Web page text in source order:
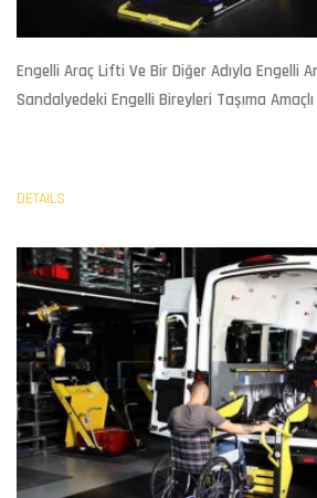
Engelli Araç Lifti Ve Bir Diğer Adıyla Engelli
Sandalyedeki Engelli Bireyleri Taşıma Amaçlı
DETAILS